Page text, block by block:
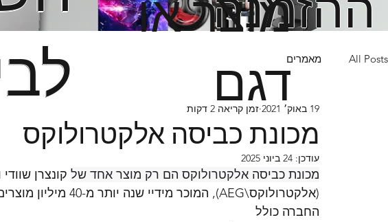
מוצר או
דגם
All Posts מאמרים
מכונת כביסה אלקטרולוקס
19 באוק׳ 2021 זמן קריאה 2 דקות
עודכן: 24 ביוני 2025
מכונת כביסה אלקטרולוקס הם רק מוצר אחד של קונצרן
(אלקטרולוקס\AEG)
החברה כולל